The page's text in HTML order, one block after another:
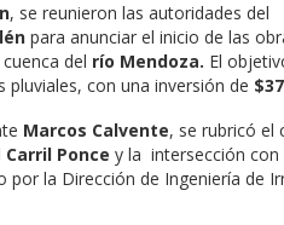
, se reunieron las autoridades del
para anunciar el inicio de las
del río Mendoza. El
con una inversión de
Marcos Calvente, se rubricó el
Carril Ponce y la intersección con
la Dirección de Ingeniería de